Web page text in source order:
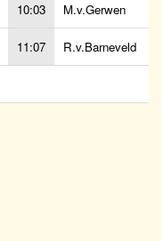
10:03 M.v.Gerwen
11:07 R.v.Barneveld